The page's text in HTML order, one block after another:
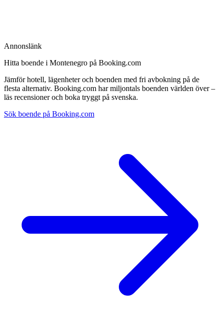
Annonslänk
Hitta boende i Montenegro på Booking.com
Jämför hotell, lägenheter och boenden med fri avbokning på de
flesta alternativ. Booking.com har miljontals boenden världen över –
läs recensioner och boka tryggt på svenska.
Sök boende på Booking.com